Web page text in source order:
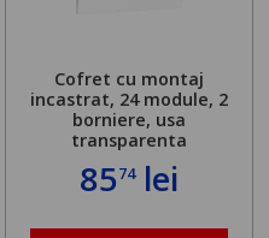
Cofret cu montaj
incastrat, 24 module, 2
borniere, usa
transparenta
8574lei